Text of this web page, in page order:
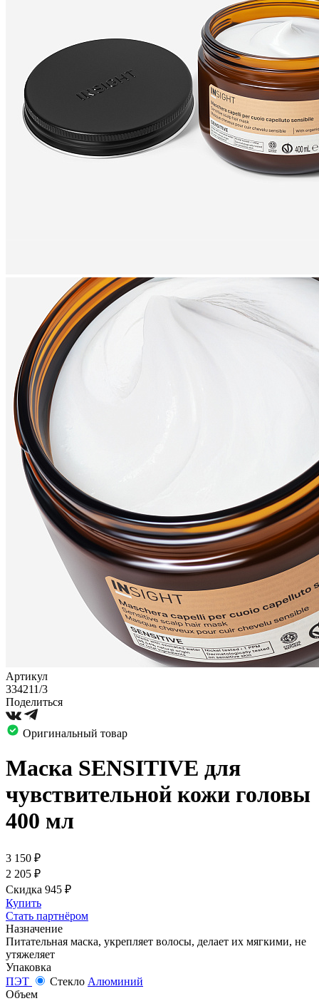
Артикул
334211/3
Поделиться
Оригинальный товар
Маска SENSITIVE для
чувствительной кожи головы
400 мл
3 150 ₽
2 205 ₽
Скидка 945 ₽
Купить
Стать партнёром
Назначение
Питательная маска, укрепляет волосы, делает их мягкими, не
утяжеляет
Упаковка
ПЭТ
Стекло Алюминий
Объем